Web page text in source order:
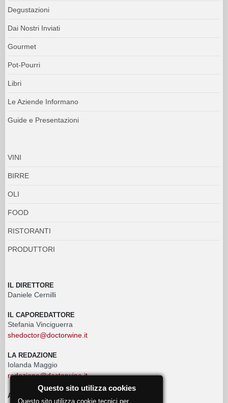
Degustazioni
Dai Nostri Inviati
Gourmet
Pot-Pourri
Libri
Le Aziende Informano
Guide e Presentazioni
VINI
BIRRE
OLI
FOOD
RISTORANTI
PRODUTTORI
IL DIRETTORE
Daniele Cernilli
IL CAPOREDATTORE
Stefania Vinciguerra
shedoctor@doctorwine.it
LA REDAZIONE
Iolanda Maggio
redazione@doctorwine.it
ADVERTISING
Questo sito utilizza cookies
Questo sito utilizza cookie tecnici per